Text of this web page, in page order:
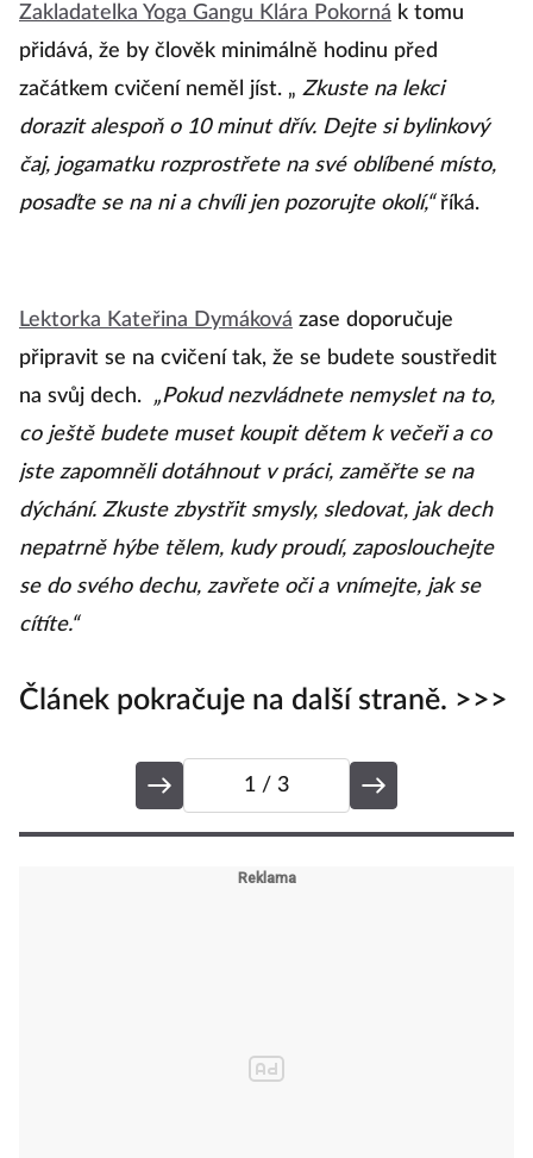
Zakladatelka Yoga Gangu Klára Pokorná k tomu
přidává, že by člověk minimálně hodinu před
začátkem cvičení neměl jíst. „ Zkuste na lekci
dorazit alespoň o 10 minut dřív. Dejte si bylinkový
čaj, jogamatku rozprostřete na své oblíbené místo,
posaďte se na ni a chvíli jen pozorujte okolí,“ říká.
Lektorka Kateřina Dymáková zase doporučuje
připravit se na cvičení tak, že se budete soustředit
na svůj dech.
„Pokud nezvládnete nemyslet na to,
co ještě budete muset koupit dětem k večeři a co
jste zapomněli dotáhnout v práci, zaměřte se na
dýchání. Zkuste zbystřit smysly, sledovat, jak dech
nepatrně hýbe tělem, kudy proudí, zaposlouchejte
se do svého dechu, zavřete oči a vnímejte, jak se
cítíte.“
Článek pokračuje na další straně. >>>
1 / 3